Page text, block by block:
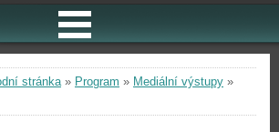
stránka» Program » Mediální výstupy »